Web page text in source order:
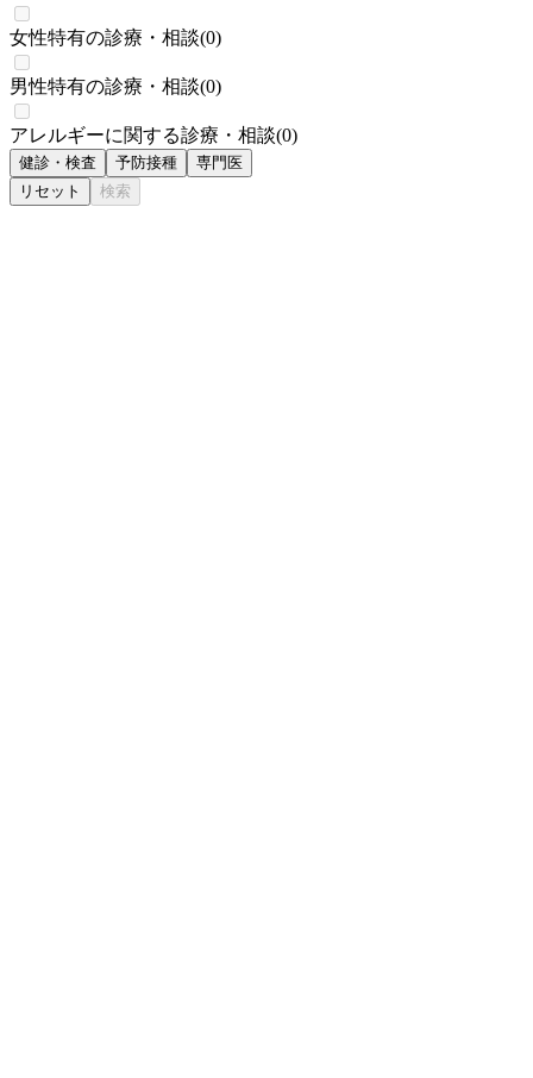
女性特有の診療・相談(0)
男性特有の診療・相談(0)
アレルギーに関する診療・相談(0)
健診・検査 予防接種
専門医
リセット
検索